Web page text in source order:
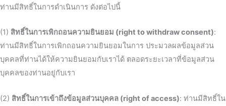
ท่านมีสิทธิ์ในการดำเนินการ ดังต่อไปนี้
(1) สิทธิ์ในการเพิกถอนความยินยอม (right to withdraw consent):
ท่านมีสิทธิ์ในการเพิกถอนความยินยอมในการ ประมวลผลข้อมูลส่วน
บุคคลที่ท่านได้ให้ความยินยอมกับเราได้ ตลอดระยะเวลาที่ข้อมูลส่วน
บุคคลของท่านอยู่กับเรา
(2) สิทธิ์ในการเข้าถึงข้อมูลส่วนบุคคล (right of access): ท่านมีสิทธิ์ใน